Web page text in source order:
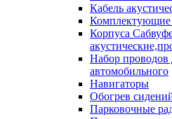
Кабель
Комплектующие
Корпуса
Набор проводов
автомобильного
Навигаторы
Обогрев
Парковочные